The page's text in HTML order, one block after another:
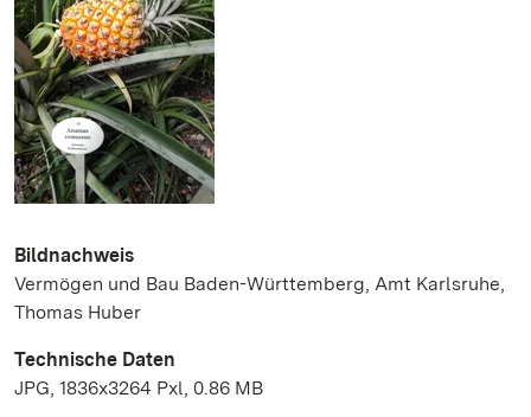
Bildnachweis
Vermögen und Bau Baden-Württemberg, Amt Karlsruhe,
Thomas Huber
Technische Daten
JPG, 1836x3264 Pxl, 0.86 MB